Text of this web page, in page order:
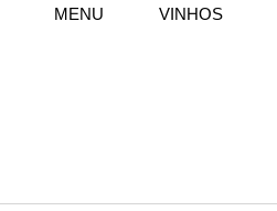
MENU VINHOS